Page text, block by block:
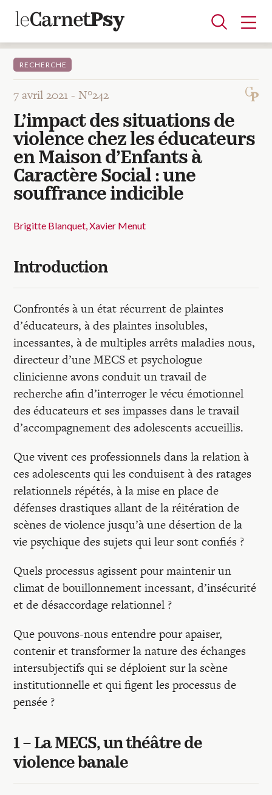
Articles
A la une
Adolescence
Dispositif
Enfance
Périnatalité
Psychanalyse
Psychopathologie
Soin
Dossiers
Auteurs
Blocs-notes
Recherches
Entretiens
Revues
Colloque
Mon compte
RECHERCHE
7 avril 2021 -N°242
L’impact des situations de
violence chez les éducateurs
en Maison d’Enfants à
Caractère Social : une
souffrance indicible
Brigitte Blanquet Xavier Menut
Introduction
Confrontés à un état récurrent de plaintes
d’éducateurs, à des plaintes insolubles,
incessantes, à de multiples arrêts maladies nous,
directeur d’une MECS et psychologue
clinicienne avons conduit un travail de
recherche afin d’interroger le vécu émotionnel
des éducateurs et ses impasses dans le travail
d’accompagnement des adolescents accueillis.
Que vivent ces professionnels dans la relation à
ces adolescents qui les conduisent à des ratages
relationnels répétés, à la mise en place de
défenses drastiques allant de la réitération de
scènes de violence jusqu’à une désertion de la
vie psychique des sujets qui leur sont confiés ?
Quels processus agissent pour maintenir un
climat de bouillonnement incessant, d’insécurité
et de désaccordage relationnel ?
Que pouvons-nous entendre pour apaiser,
contenir et transformer la nature des échanges
intersubjectifs qui se déploient sur la scène
institutionnelle et qui figent les processus de
pensée ?
1 – La MECS, un théâtre de
violence banale